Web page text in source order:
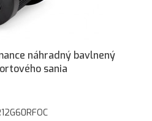
náhradný bavlnený
sania